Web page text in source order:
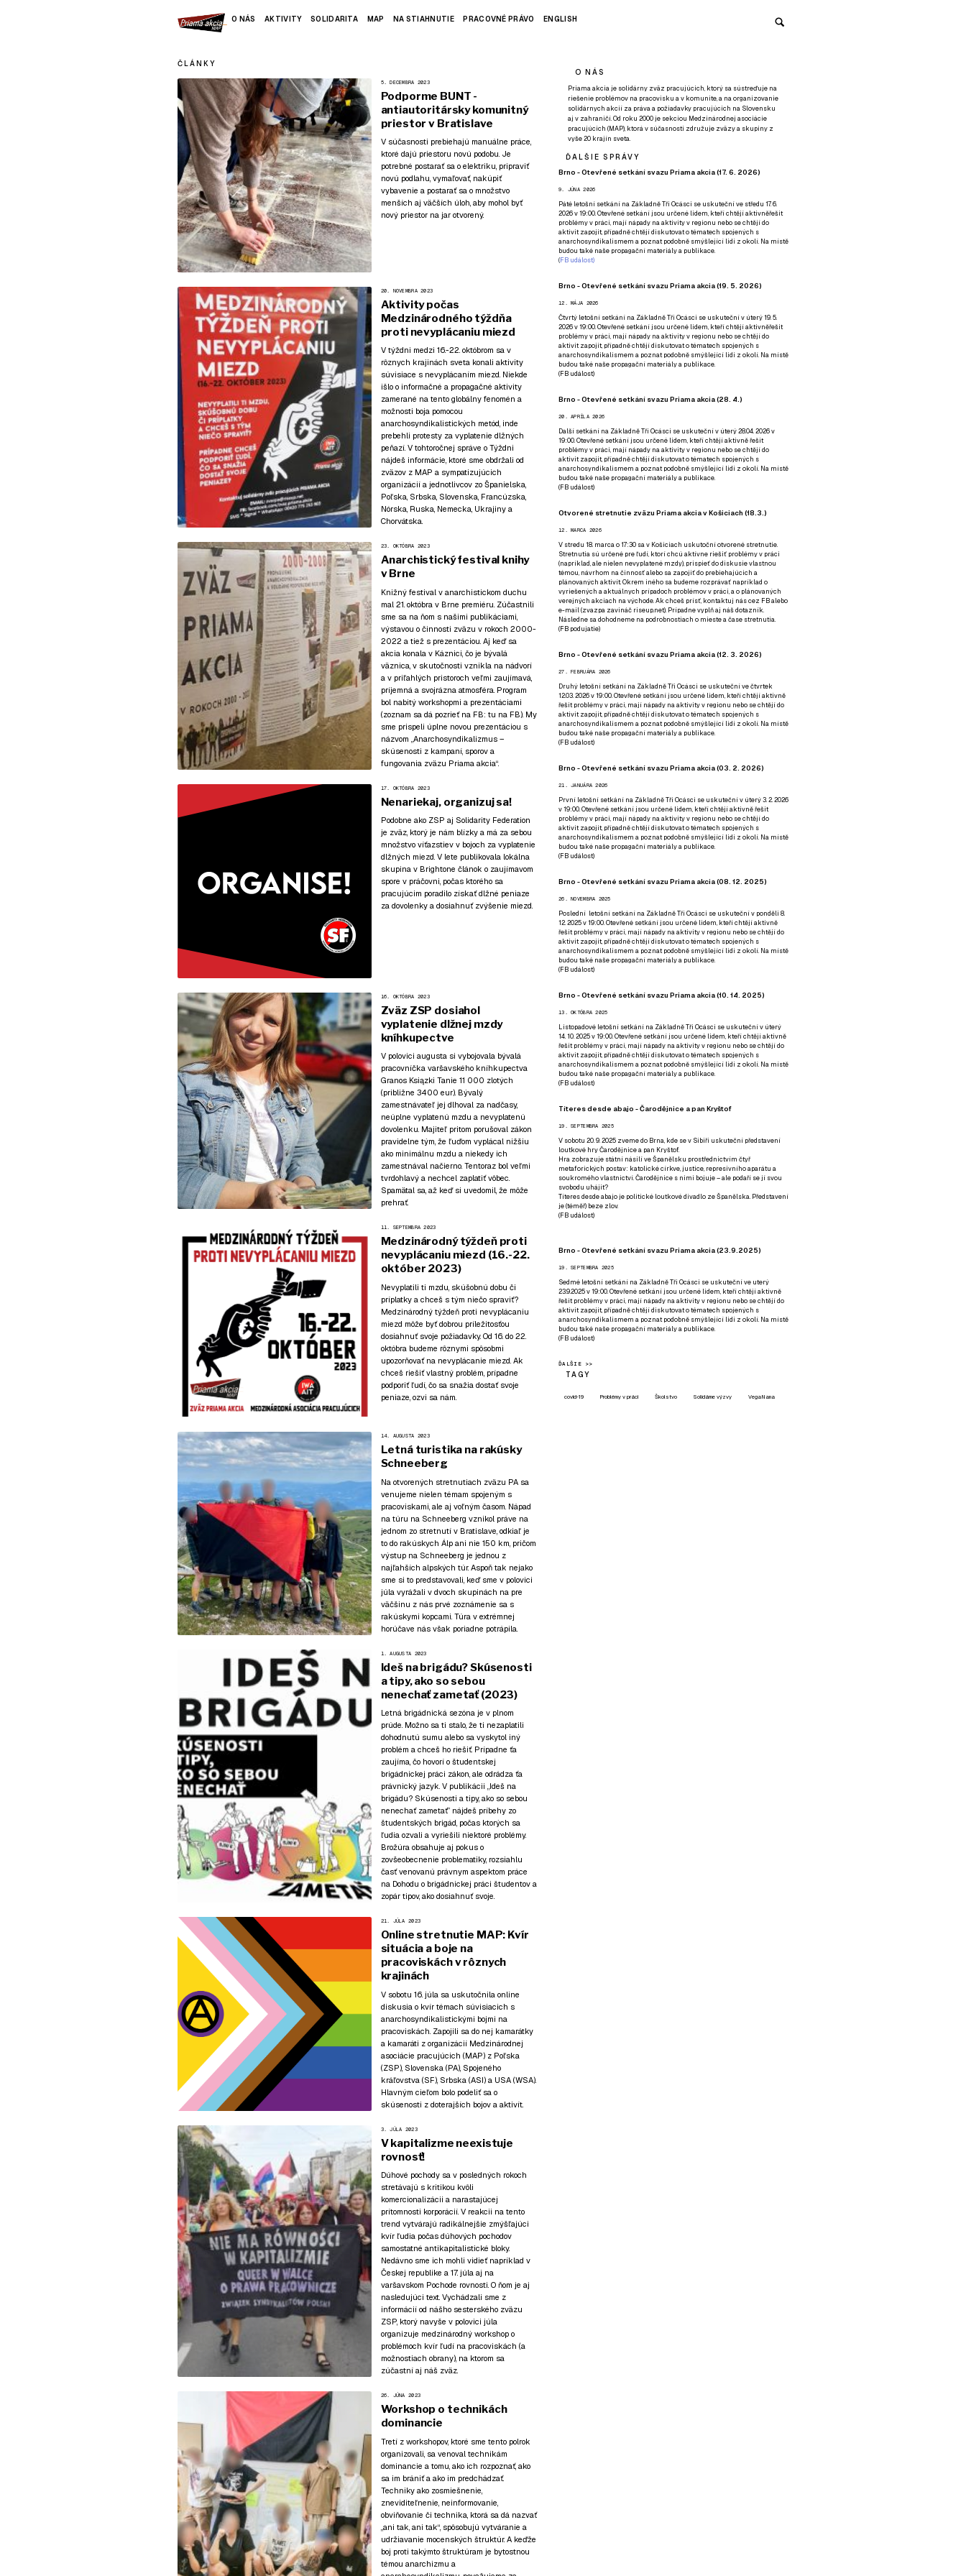
O NÁS AKTIVITY SOLIDARITA MAP NA STIAHNUTIE PRACOVNÉ PRÁVO ENGLISH
ČLÁNKY
5. DECEMBRA 2023
Podporme BUNT -
antiautoritársky komunitný
priestor v Bratislave
V súčasnosti prebiehajú manuálne práce,
ktoré dajú priestoru novú podobu. Je
potrebné postarať sa o elektriku, pripraviť
novú podlahu, vymaľovať, nakúpiť
vybavenie a postarať sa o množstvo
menších aj väčších úloh, aby mohol byť
nový priestor na jar otvorený.
20. NOVEMBRA 2023
Aktivity počas
Medzinárodného týždňa
proti nevyplácaniu miezd
V týždni medzi 16.-22. októbrom sa v
rôznych krajinách sveta konali aktivity
súvisiace s nevyplácaním miezd. Niekde
išlo o informačné a propagačné aktivity
zamerané na tento globálny fenomén a
možnosti boja pomocou
anarchosyndikalistických metód, inde
prebehli protesty za vyplatenie dlžných
peňazí. V tohtoročnej správe o Týždni
nájdeš informácie, ktoré sme obdržali od
zväzov z MAP a sympatizujúcich
organizácií a jednotlivcov zo Španielska,
Poľska, Srbska, Slovenska, Francúzska,
Nórska, Ruska, Nemecka, Ukrajiny a
Chorvátska.
23. OKTÓBRA 2023
Anarchistický festival knihy
v Brne
Knižný festival v anarchistickom duchu
mal 21. októbra v Brne premiéru. Zúčastnili
sme sa na ňom s našimi publikáciami,
výstavou o činnosti zväzu v rokoch 2000-
2022 a tiež s prezentáciou. Aj keď sa
akcia konala v Káznici, čo je bývalá
väznica, v skutočnosti vznikla na nádvorí
a v priľahlých pristoroch veľmi zaujímavá,
príjemná a svojrázna atmosféra. Program
bol nabitý workshopmi a prezentáciami
(zoznam sa dá pozrieť na FB: tu na FB). My
sme prispeli úplne novou prezentáciou s
názvom „Anarchosyndikalizmus –
skúsenosti z kampaní, sporov a
fungovania zväzu Priama akcia“.
17. OKTÓBRA 2023
Nenariekaj, organizuj sa!
Podobne ako ZSP aj Solidarity Federation
je zväz, ktorý je nám blízky a má za sebou
množstvo víťazstiev v bojoch za vyplatenie
dlžných miezd. V lete publikovala lokálna
skupina v Brightone článok o zaujímavom
spore v práčovni, počas ktorého sa
pracujúcim poradilo získať dlžné peniaze
za dovolenky a dosiahnuť zvýšenie miezd.
16. OKTÓBRA 2023
Zväz ZSP dosiahol
vyplatenie dlžnej mzdy
kníhkupectve
V polovici augusta si vybojovala bývalá
pracovníčka varšavského kníhkupectva
Granos Ksiązki Tanie 11 000 zlotých
(približne 3400 eur). Bývalý
zamestnávateľ jej dlhoval za nadčasy,
neúplne vyplatenú mzdu a nevyplatenú
dovolenku. Majiteľ pritom porušoval zákon
pravidelne tým, že ľuďom vyplácal nižšiu
ako minimálnu mzdu a niekedy ich
zamestnával načierno. Tentoraz bol veľmi
tvrdohlavý a nechcel zaplatiť vôbec.
Spamätal sa, až keď si uvedomil, že môže
prehrať.
11. SEPTEMBRA 2023
Medzinárodný týždeň proti
nevyplácaniu miezd (16.-22.
október 2023)
Nevyplatili ti mzdu, skúšobnú dobu či
príplatky a chceš s tým niečo spraviť?
Medzinárodný týždeň proti nevyplácaniu
miezd môže byť dobrou príležitosťou
dosiahnuť svoje požiadavky. Od 16. do 22.
októbra budeme rôznymi spôsobmi
upozorňovať na nevyplácanie miezd. Ak
chceš riešiť vlastný problém, prípadne
podporiť ľudí, čo sa snažia dostať svoje
peniaze, ozvi sa nám.
14. AUGUSTA 2023
Letná turistika na rakúsky
Schneeberg
Na otvorených stretnutiach zväzu PA sa
venujeme nielen témam spojeným s
pracoviskami, ale aj voľným časom. Nápad
na túru na Schneeberg vznikol práve na
jednom zo stretnutí v Bratislave, odkiaľ je
to do rakúskych Álp ani nie 150 km, pričom
výstup na Schneeberg je jednou z
najľahších alpských túr. Aspoň tak nejako
sme si to predstavovali, keď sme v polovici
júla vyrážali v dvoch skupinách na pre
väčšinu z nás prvé zoznámenie sa s
rakúskymi kopcami. Túra v extrémnej
horúčave nás však poriadne potrápila.
1. AUGUSTA 2023
Ideš na brigádu? Skúsenosti
a tipy, ako so sebou
nenechať zametať (2023)
Letná brigádnická sezóna je v plnom
prúde. Možno sa ti stalo, že ti nezaplatili
dohodnutú sumu alebo sa vyskytol iný
problém a chceš ho riešiť. Prípadne ťa
zaujíma, čo hovorí o študentskej
brigádnickej práci zákon, ale odrádza ťa
právnický jazyk. V publikácii „Ideš na
brigádu? Skúsenosti a tipy, ako so sebou
nenechať zametať” nájdeš príbehy zo
študentských brigád, počas ktorých sa
ľudia ozvali a vyriešili niektoré problémy.
Brožúra obsahuje aj pokus o
zovšeobecnenie problematiky, rozsiahlu
časť venovanú právnym aspektom práce
na Dohodu o brigádnickej práci študentov a
zopár tipov, ako dosiahnuť svoje.
21. JÚLA 2023
Online stretnutie MAP: Kvír
situácia a boje na
pracoviskách v rôznych
krajinách
V sobotu 16. júla sa uskutočnila online
diskusia o kvír témach súvisiacich s
anarchosyndikalistickými bojmi na
pracoviskách. Zapojili sa do nej kamarátky
a kamaráti z organizácií Medzinárodnej
asociácie pracujúcich (MAP) z Poľska
(ZSP), Slovenska (PA), Spojeného
kráľovstva (SF), Srbska (ASI) a USA (WSA).
Hlavným cieľom bolo podeliť sa o
skúsenosti z doterajších bojov a aktivít.
3. JÚLA 2023
V kapitalizme neexistuje
rovnosť!
Dúhové pochody sa v posledných rokoch
stretávajú s kritikou kvôli
komercionalizácii a narastajúcej
prítomnosti korporácií. V reakcii na tento
trend vytvárajú radikálnejšie zmýšľajúci
kvír ľudia počas dúhových pochodov
samostatné antikapitalistické bloky.
Nedávno sme ich mohli vidieť napríklad v
Českej republike a 17. júla aj na
varšavskom Pochode rovnosti. O ňom je aj
nasledujúci text. Vychádzali sme z
informácií od nášho sesterského zväzu
ZSP, ktorý navyše v polovici júla
organizuje medzinárodný workshop o
problémoch kvír ľudí na pracoviskách (a
možnostiach obrany), na ktorom sa
zúčastní aj náš zväz.
26. JÚNA 2023
Workshop o technikách
dominancie
Tretí z workshopov, ktoré sme tento polrok
organizovali, sa venoval technikám
dominancie a tomu, ako ich rozpoznať, ako
sa im brániť a ako im predchádzať.
Techniky ako zosmiešnenie,
zneviditeľnenie, neinformovanie,
obviňovanie či technika, ktorá sa dá nazvať
„ani tak, ani tak“, spôsobujú vytváranie a
udržiavanie mocenských štruktúr. A keďže
boj proti takýmto štruktúram je bytostnou
témou anarchizmu a
O NÁS
Priama akcia je solidárny zväz pracujúcich, ktorý sa sústreďuje na
riešenie problémov na pracovisku a v komunite, a na organizovanie
solidárnych akcií za práva a požiadavky pracujúcich na Slovensku
aj v zahraničí. Od roku 2000 je sekciou Medzinárodnej asociácie
pracujúcich (MAP), ktorá v súčasnosti združuje zväzy a skupiny z
vyše 20 krajín sveta.
ĎALŠIE SPRÁVY
Brno - Otevřené setkání svazu Priama akcia (17. 6. 2026)
9. JÚNA 2026
Páté letošní setkání na Základně Tři Ocásci se uskuteční ve středu 17. 6.
2026 v 19:00. Otevřené setkání jsou určené lidem, kteří chtějí aktivněřešit
problémy v práci, mají nápady na aktivity v regionu nebo se chtějí do
aktivit zapojit, případně chtějí diskutovat o tématech spojených s
anarchosyndikalismem a poznat podobně smýšlející lidi z okolí. Na místě
budou také naše propagační materiály a publikace.
(FB událost)
Brno - Otevřené setkání svazu Priama akcia (19. 5. 2026)
12. MÁJA 2026
Čtvrtý letošní setkání na Základně Tři Ocásci se uskuteční v úterý 19. 5.
2026 v 19:00. Otevřené setkání jsou určené lidem, kteří chtějí aktivněřešit
problémy v práci, mají nápady na aktivity v regionu nebo se chtějí do
aktivit zapojit, případně chtějí diskutovat o tématech spojených s
anarchosyndikalismem a poznat podobně smýšlející lidi z okolí. Na místě
budou také naše propagační materiály a publikace.
(FB událost)
Brno - Otevřené setkání svazu Priama akcia (28. 4.)
20. APRÍLA 2026
Další setkání na Základně Tři Ocásci se uskuteční v úterý 28.04. 2026 v
19:00. Otevřené setkání jsou určené lidem, kteří chtějí aktivně řešit
problémy v práci, mají nápady na aktivity v regionu nebo se chtějí do
aktivit zapojit, případně chtějí diskutovat o tématech spojených s
anarchosyndikalismem a poznat podobně smýšlející lidi z okolí. Na místě
budou také naše propagační materiály a publikace.
(FB událost)
Otvorené stretnutie zväzu Priama akcia v Košiciach (18.3.)
12. MARCA 2026
V stredu 18. marca o 17:30 sa v Košiciach uskutoční otvorené stretnutie.
Stretnutia sú určené pre ľudí, ktorí chcú aktívne riešiť problémy v práci
(napríklad, ale nielen nevyplatené mzdy), prispieť do diskusie vlastnou
témou, návrhom na činnosť alebo sa zapojiť do prebiehajúcich a
plánovaných aktivít. Okrem iného sa budeme rozprávať napríklad o
vyriešených a aktuálnych prípadoch problémov v práci, a o plánovaných
verejných akciach na východe. Ak chceš prísť, kontaktuj nás cez FBalebo
e-mail (zvazpa zavináč riseup.net). Prípadnevyplň aj náš dotazník.
Následne sa dohodneme na podrobnostiach o mieste a čase stretnutia.
(FB podujatie)
Brno - Otevřené setkání svazu Priama akcia (12. 3. 2026)
27. FEBRUÁRA 2026
Druhý letošní setkání na Základně Tři Ocásci se uskuteční ve čtvrtek
12.03. 2026 v 19:00. Otevřené setkání jsou určené lidem, kteří chtějí aktivně
řešit problémy v práci, mají nápady na aktivity v regionu nebo se chtějí do
aktivit zapojit, případně chtějí diskutovat o tématech spojených s
anarchosyndikalismem a poznat podobně smýšlející lidi z okolí. Na místě
budou také naše propagační materiály a publikace.
(FB událost)
Brno - Otevřené setkání svazu Priama akcia (03. 2. 2026)
21. JANUÁRA 2026
První letošní setkání na Základně Tři Ocásci se uskuteční v úterý 3. 2. 2026
v 19:00. Otevřené setkání jsou určené lidem, kteří chtějí aktivně řešit
problémy v práci, mají nápady na aktivity v regionu nebo se chtějí do
aktivit zapojit, případně chtějí diskutovat o tématech spojených s
anarchosyndikalismem a poznat podobně smýšlející lidi z okolí. Na místě
budou také naše propagační materiály a publikace.
(FB událost)
Brno - Otevřené setkání svazu Priama akcia (08. 12. 2025)
26. NOVEMBRA 2025
Poslední letošní setkání na Základně Tři Ocásci se uskuteční v ponděli 8.
12. 2025 v 19:00. Otevřené setkání jsou určené lidem, kteří chtějí aktivně
řešit problémy v práci, mají nápady na aktivity v regionu nebo se chtějí do
aktivit zapojit, případně chtějí diskutovat o tématech spojených s
anarchosyndikalismem a poznat podobně smýšlející lidi z okolí. Na místě
budou také naše propagační materiály a publikace.
(FB událost)
Brno - Otevřené setkání svazu Priama akcia (10. 14. 2025)
13. OKTÓBRA 2025
Listopadové letošní setkání na Základně Tři Ocásci se uskuteční v úterý
14. 10. 2025 v 19:00. Otevřené setkání jsou určené lidem, kteří chtějí aktivně
řešit problémy v práci, mají nápady na aktivity v regionu nebo se chtějí do
aktivit zapojit, případně chtějí diskutovat o tématech spojených s
anarchosyndikalismem a poznat podobně smýšlející lidi z okolí. Na místě
budou také naše propagační materiály a publikace.
(FB událost)
Títeres desde abajo - Čarodějnice a pan Kryštof
19. SEPTEMBRA 2025
V sobotu 20. 9. 2025 zveme do Brna, kde se v Sibiři uskuteční představení
loutkové hry Čarodějnice a pan Kryštof.
Hra zobrazuje státní násilí ve Španělsku prostřednictvím čtyř
metaforických postav: katolické církve, justice, represivního aparátu a
soukromého vlastnictví. Čarodějnice s nimi bojuje – ale podaří se jí svou
svobodu uhájit?
Títeres desde abajo je politické loutkové divadlo ze Španělska. Představení
je (téměř) beze zlov.
(FB událost)
Brno - Otevřené setkání svazu Priama akcia (23.9.2025)
19. SEPTEMBRA 2025
Sedmé letošní setkání na Základně Tři Ocásci se uskuteční ve uterý
23.9.2025 v 19:00. Otevřené setkání jsou určené lidem, kteří chtějí aktivně
řešit problémy v práci, mají nápady na aktivity v regionu nebo se chtějí do
aktivit zapojit, případně chtějí diskutovat o tématech spojených s
anarchosyndikalismem a poznat podobně smýšlející lidi z okolí. Na místě
budou také naše propagační materiály a publikace.
(FB událost)
ĎALŠIE >>
TAGY
covid-19 Problémy v práci Školstvo Solidárne výzvy VegaNana